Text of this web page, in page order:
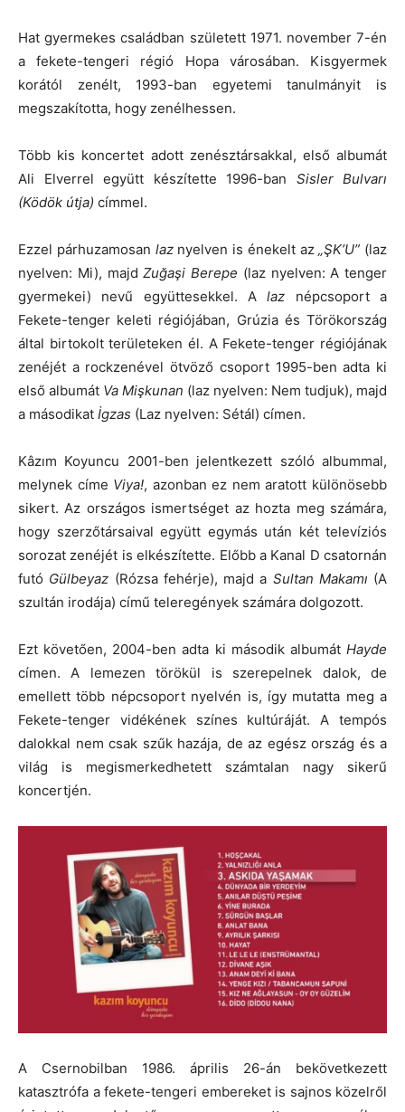
Hat gyermekes családban született 1971. november 7-én
a fekete-tengeri régió Hopa városában. Kisgyermek
korától zenélt, 1993-ban egyetemi tanulmányit is
megszakította, hogy zenélhessen.
Több kis koncertet adott zenésztársakkal, első albumát
Ali Elverrel együtt készítette 1996-ban Sisler Bulvarı
(Ködök útja) címmel.
Ezzel párhuzamosan laz nyelven is énekelt az„ŞK’U” (laz
nyelven: Mi), majdZuğaşi Berepe (laz nyelven: A tenger
gyermekei) nevű együttesekkel. Alaz népcsoport a
Fekete-tenger keleti régiójában, Grúzia és Törökország
által birtokolt területeken él. A Fekete-tenger régiójának
zenéjét a rockzenével ötvöző csoport 1995-ben adta ki
első albumát Va Mişkunan (laz nyelven: Nem tudjuk), majd
a másodikat İgzas (Laz nyelven: Sétál) címen.
Kâzım Koyuncu 2001-ben jelentkezett szóló albummal,
melynek címe Viya!, azonban ez nem aratott különösebb
sikert. Az országos ismertséget az hozta meg számára,
hogy szerzőtársaival együtt egymás után két televíziós
sorozat zenéjét is elkészítette. Előbb a Kanal D csatornán
futó Gülbeyaz (Rózsa fehérje), majd a Sultan Makamı (A
szultán irodája) című teleregények számára dolgozott.
Ezt követően, 2004-ben adta ki második albumátHayde
címen. A lemezen törökül is szerepelnek dalok, de
emellett több népcsoport nyelvén is, így mutatta meg a
Fekete-tenger vidékének színes kultúráját. A tempós
dalokkal nem csak szűk hazája, de az egész ország és a
világ is megismerkedhetett számtalan nagy sikerű
koncertjén.
A Csernobilban 1986. április 26-án bekövetkezett
katasztrófa a fekete-tengeri embereket is sajnos közelről